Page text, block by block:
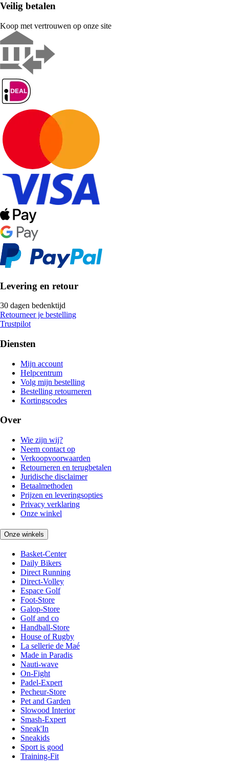
Veilig betalen
Koop met vertrouwen op onze site
Levering en retour
30 dagen bedenktijd
Retourneer je bestelling
Trustpilot
Diensten
Mijn account
Helpcentrum
Volg mijn bestelling
Bestelling retourneren
Kortingscodes
Over
Wie zijn wij?
Neem contact op
Verkoopvoorwaarden
Retourneren en terugbetalen
Juridische disclaimer
Betaalmethoden
Prijzen en leveringsopties
Privacy verklaring
Onze winkel
Onze winkels
Basket-Center
Daily Bikers
Direct Running
Direct-Volley
Espace Golf
Foot-Store
Galop-Store
Golf and co
Handball-Store
House of Rugby
La sellerie de Maé
Made in Paradis
Nauti-wave
On-Fight
Padel-Expert
Pecheur-Store
Pet and Garden
Slowood Interior
Smash-Expert
Sneak'In
Sneakids
Sport is good
Training-Fit